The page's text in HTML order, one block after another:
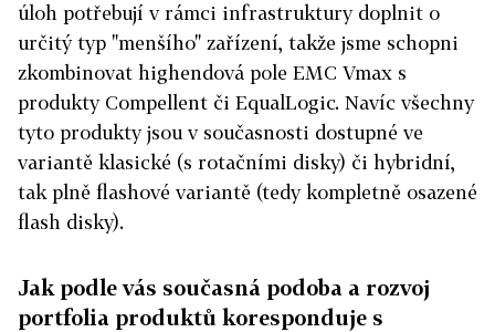
úloh potřebují v rámci infrastruktury doplnit o
určitý typ "menšího" zařízení, takže jsme schopni
zkombinovat highendová pole EMC Vmax s
produkty Compellent či EqualLogic. Navíc všechny
tyto produkty jsou v současnosti dostupné ve
variantě klasické (s rotačními disky) či hybridní,
tak plně flashové variantě (tedy kompletně osazené
flash disky).
Jak podle vás současná podoba a rozvoj
portfolia produktů koresponduje s